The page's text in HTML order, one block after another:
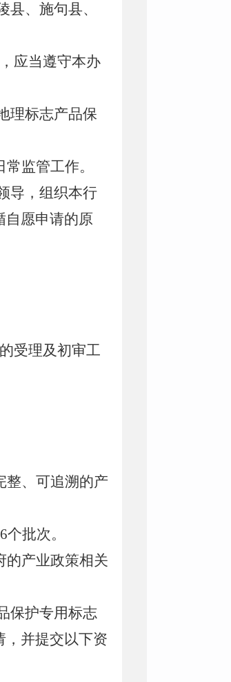
、施句县、
应当遵守本办
理标志产品保
监管工作。
导，组织本行
自愿申请的原
受理及初审工
整、可追溯的产
批次。
的产业政策相关
保护专用标志
，并提交以下资